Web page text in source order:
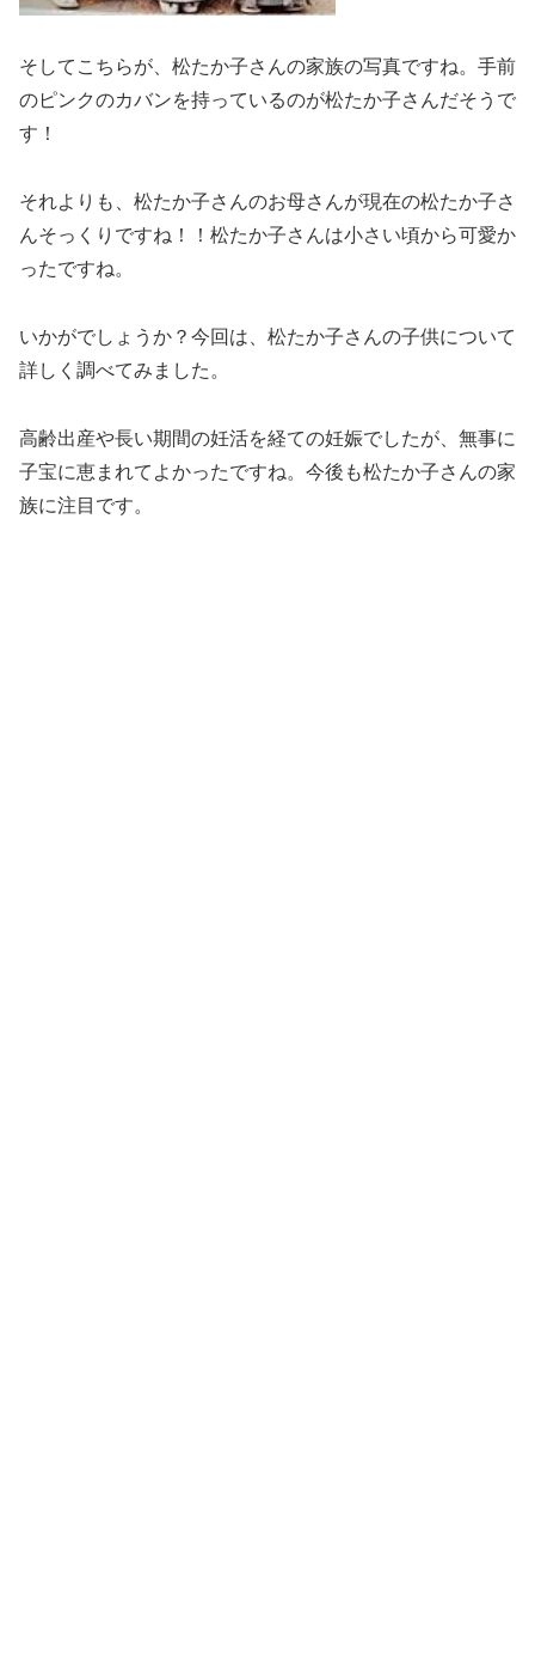
そしてこちらが、松たか子さんの家族の写真ですね。手前
のピンクのカバンを持っているのが松たか子さんだそうで
す！
それよりも、松たか子さんのお母さんが現在の松たか子さ
んそっくり ですね！！松たか子さんは小さい頃から可愛か
ったですね。
いかがでしょうか？今回は、松たか子さんの子供について
詳しく調べてみました。
高齢出産や長い期間の妊活を経ての妊娠でしたが、無事に
子宝に恵まれてよかったですね。今後も松たか子さんの家
族に注目です。